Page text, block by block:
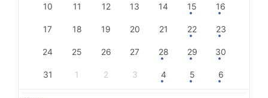
10 11 12 13 14 15 16
17 18 19 20 21 22 23
24 25 26 27 28 29 30
31 1 2 3 4 5 6